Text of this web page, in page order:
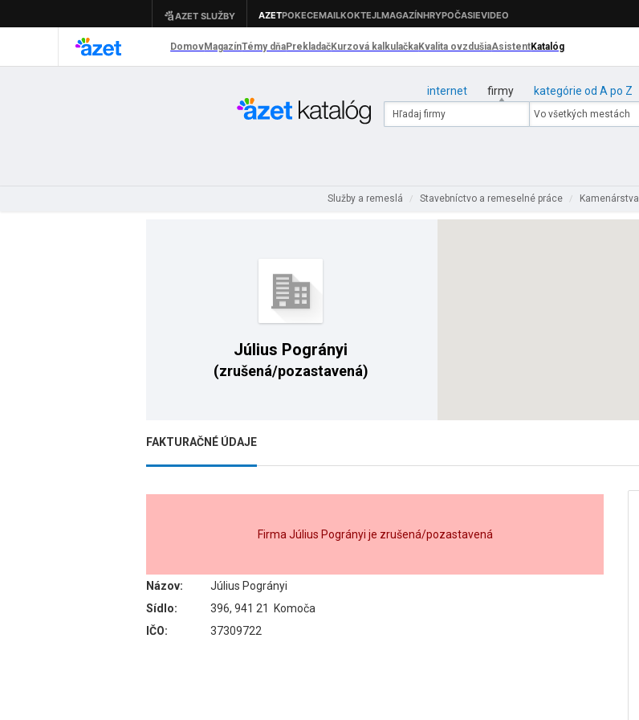
internet firmy kategórie od A po Z
Služby a remeslá / Stavebníctvo a remeselné práce / Kamenárstva
Július Pogrányi
(zrušená/pozastavená)
FAKTURAČNÉ ÚDAJE
Firma Július Pogrányi je zrušená/pozastavená
Názov:
Július Pogrányi
Sídlo:
396, 941 21 Komoča
IČO:
37309722